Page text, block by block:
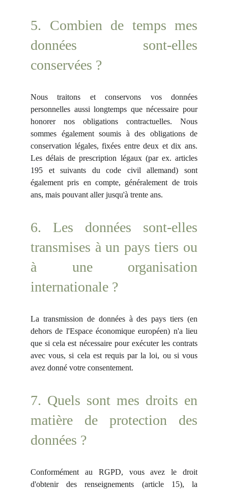
5. Combien de temps mes
données sont-elles
conservées ?
Nous traitons et conservons vos données
personnelles aussi longtemps que nécessaire pour
honorer nos obligations contractuelles. Nous
sommes également soumis à des obligations de
conservation légales, fixées entre deux et dix ans.
Les délais de prescription légaux (par ex. articles
195 et suivants du code civil allemand) sont
également pris en compte, généralement de trois
ans, mais pouvant aller jusqu'à trente ans.
6. Les données sont-elles
transmises à un pays tiers ou
à une organisation
internationale ?
La transmission de données à des pays tiers (en
dehors de l'Espace économique européen) n'a lieu
que si cela est nécessaire pour exécuter les contrats
avec vous, si cela est requis par la loi, ou si vous
avez donné votre consentement.
7. Quels sont mes droits en
matière de protection des
données ?
Conformément au RGPD, vous avez le droit
d'obtenir des renseignements (article 15), la